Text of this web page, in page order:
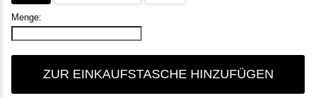
Menge:
ZUR EINKAUFSTASCHE HINZUFÜGEN